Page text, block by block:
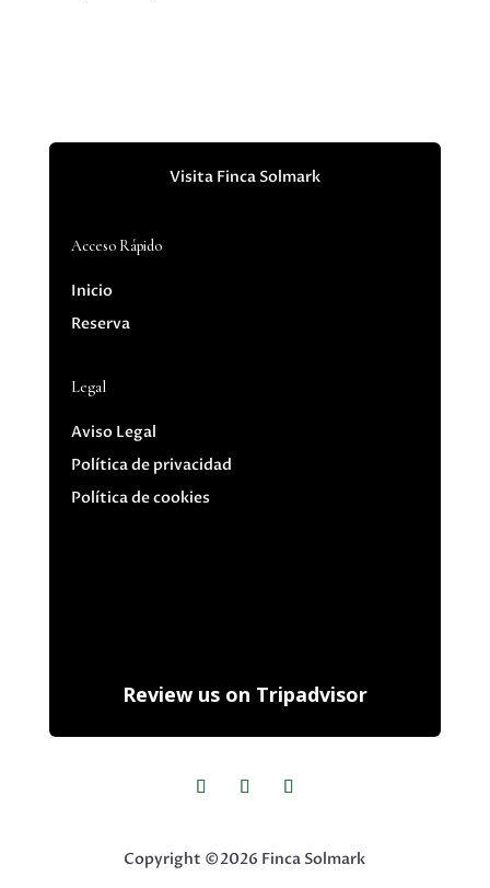
Visita Finca Solmark
Acceso Rápido
Inicio
Reserva
Legal
Aviso Legal
Política de privacidad
Política de cookies
Review us on Tripadvisor
Copyright ©2026 Finca Solmark